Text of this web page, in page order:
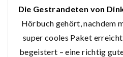
Die Gestrandeten von
Hörbuch gehört, nachdem
super cooles Paket
begeistert – eine richtig